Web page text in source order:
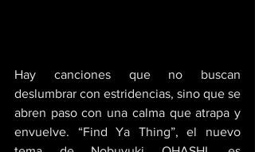
Hay canciones que no buscan
deslumbrar con estridencias, sino que se
abren paso con una calma que atrapa y
envuelve. “Find Ya Thing”, el nuevo